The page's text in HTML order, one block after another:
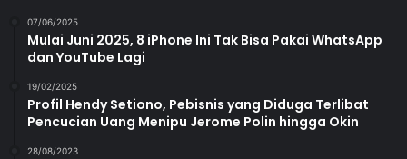
07/06/2025
Mulai Juni 2025, 8 iPhone Ini Tak Bisa Pakai WhatsApp
dan YouTube Lagi
19/02/2025
Profil Hendy Setiono, Pebisnis yang Diduga Terlibat
Pencucian Uang Menipu Jerome Polin hingga Okin
28/08/2023